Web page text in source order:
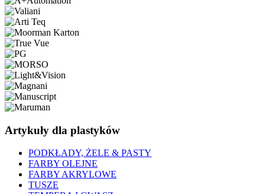
Artykuły dla plastyków
PODKŁADY, ŻELE & PASTY
FARBY OLEJNE
FARBY AKRYLOWE
TUSZE